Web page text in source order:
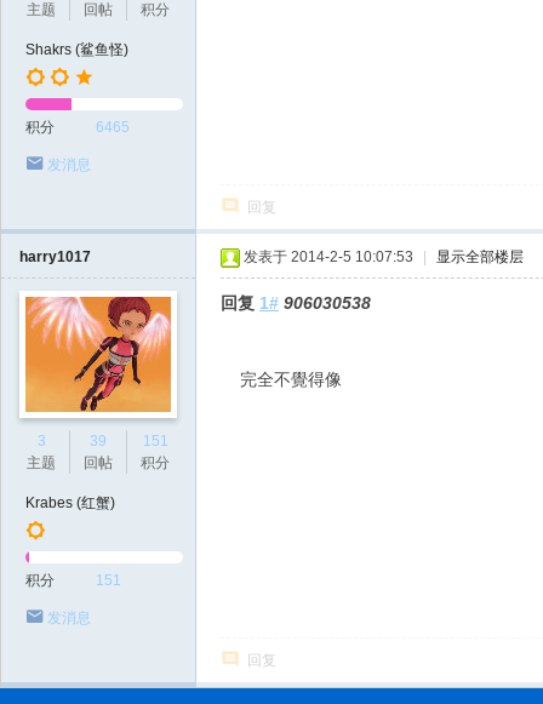
主题
回帖
积分
Shakrs (鲨鱼怪)
积分 6465
发消息
回复
harry1017
3
主题
39
回帖
151
积分
Krabes (红蟹)
积分 151
发消息
发表于 2014-2-5 10:07:53 显示全部楼层
回复 1# 906030538
完全不覺得像
回复